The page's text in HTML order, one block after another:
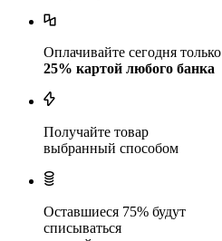
Оплачивайте сегодня только
25% картой любого банка
Получайте товар
выбранный способом
Оставшиеся 75% будут
списываться